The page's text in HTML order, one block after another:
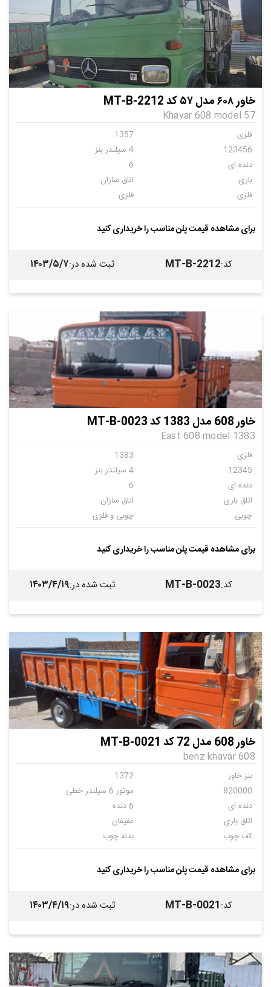
خاور ۶۰۸ مدل ۵۷ کد MT-B-2212
Khavar 608 model 57
فلزی
1357
123456
4 سیلندر بنز
دنده ای
6
باری
اتاق سازان
فلزی
فلزی
برای مشاهده قیمت پلن مناسب را خریداری کنید
کد:
MT-B-2212 ثبت شده در:۱۴۰۳/۵/۷
خاور 608 مدل 1383 کد MT-B-0023
East 608 model 1383
فلزی
1383
12345
4 سیلندر بنز
دنده ای
6
اتاق باری
اتاق سازان
چوبی
چوبی و فلزی
برای مشاهده قیمت پلن مناسب را خریداری کنید
کد:
MT-B-0023 ثبت شده در:۱۴۰۳/۴/۱۹
خاور 608 مدل 72 کد MT-B-0021
benz khavar 608
بنز خاور
1372
820000
موتور 6 سیلندر خطی
دنده ای
6 دنده
اتاق باری
عفیفان
کف چوب
بدنه چوب
برای مشاهده قیمت پلن مناسب را خریداری کنید
کد:
MT-B-0021 ثبت شده در:۱۴۰۳/۴/۱۹